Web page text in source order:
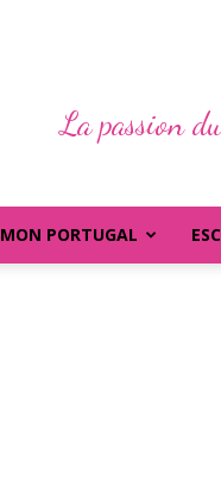
La passion
MON PORTUGAL